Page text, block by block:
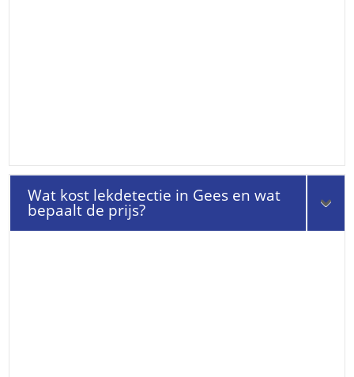
Wat kost lekdetectie in Gees en wat
bepaalt de prijs?